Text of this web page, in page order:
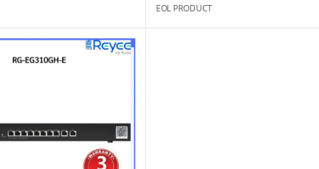
EOL PRODUCT